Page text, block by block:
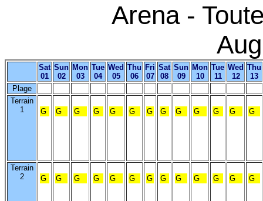
Arena -
Sat
01
Sun
02
Mon
03
Tue
04
Wed
05
Thu
06
Fri
07
Sat
08
Sun
09
Mon
10
Tue
11
Wed
12
Thu
13
Plage
Terrain
1
G G G G G G G G G G G G G
Terrain
2
G G G G G G G G G G G G G